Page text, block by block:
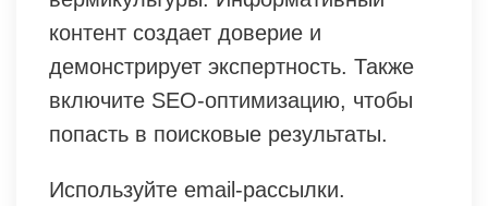
контент создает доверие и
демонстрирует экспертность. Также
включите SEO-оптимизацию, чтобы
попасть в поисковые результаты.
Используйте email-рассылки.